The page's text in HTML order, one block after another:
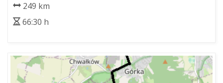
249 km
66:30 h